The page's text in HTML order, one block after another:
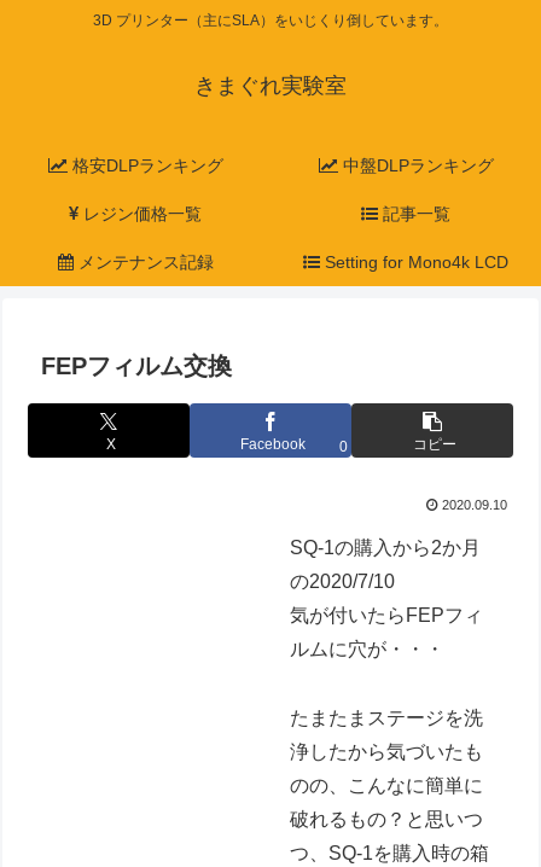
3D プリンター（主にSLA）をいじくり倒しています。
きまぐれ実験室
格安DLPランキング 中盤DLPランキング
レジン価格一覧 記事一覧
メンテナンス記録 Setting for Mono4k LCD
FEPフィルム交換
X Facebook 0 コピー
2020.09.10
SQ-1の購入から2か月
の2020/7/10
気が付いたらFEPフィ
ルムに穴が・・・
たまたまステージを洗
浄したから気づいたも
のの、こんなに簡単に
破れるもの？と思いつ
つ、SQ-1を購入時の箱